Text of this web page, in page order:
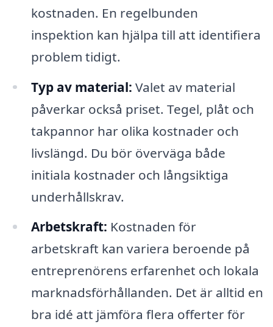
kostnaden. En regelbunden
inspektion kan hjälpa till att identifiera
problem tidigt.
Typ av material: Valet av material
påverkar också priset. Tegel, plåt och
takpannor har olika kostnader och
livslängd. Du bör överväga både
initiala kostnader och långsiktiga
underhållskrav.
Arbetskraft: Kostnaden för
arbetskraft kan variera beroende på
entreprenörens erfarenhet och lokala
marknadsförhållanden. Det är alltid en
bra idé att jämföra flera offerter för